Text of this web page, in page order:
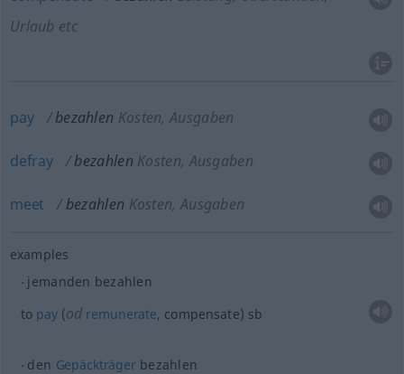
Urlaub etc
pay bezahlen Kosten, Ausgaben
defray bezahlen Kosten, Ausgaben
meet bezahlen Kosten, Ausgaben
examples
jemanden bezahlen
to pay(od remunerate, compensate) sb
den Gepäckträgerbezahlen